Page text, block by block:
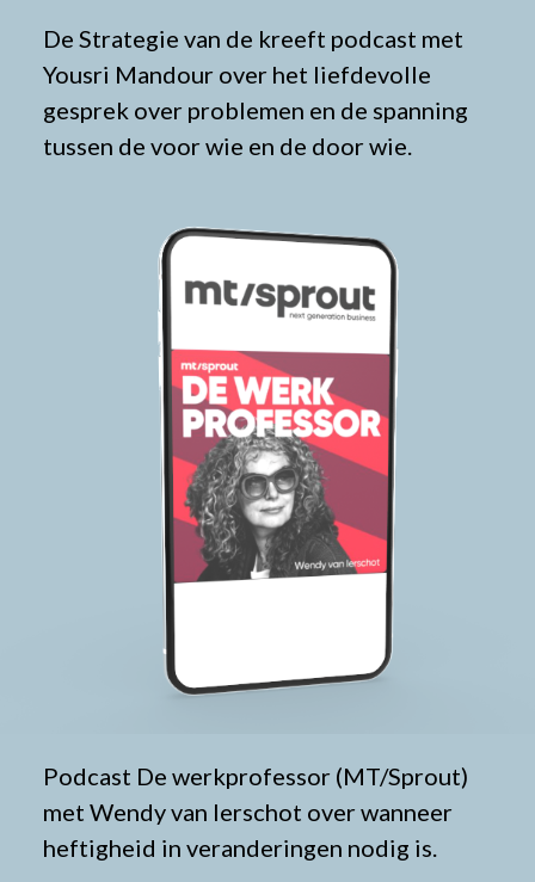
De Strategie van de kreeft podcast met
Yousri Mandour over het liefdevolle
gesprek over problemen en de spanning
tussen de voor wie en de door wie.
Podcast De werkprofessor (MT/Sprout)
met Wendy van Ierschot over wanneer
heftigheid in veranderingen nodig is.